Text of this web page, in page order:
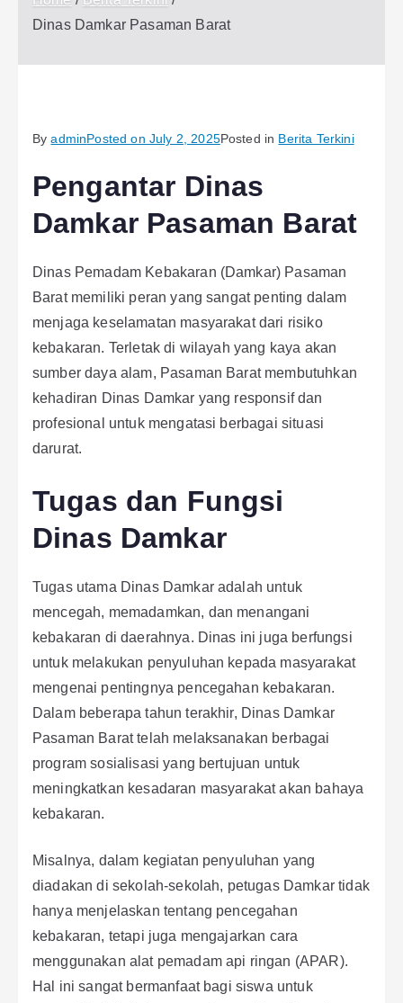
Dinas Damkar Pasaman Barat
ByadminPosted on July 2, 2025Posted in Berita Terkini
Pengantar Dinas
Damkar Pasaman Barat
Dinas Pemadam Kebakaran (Damkar) Pasaman
Barat memiliki peran yang sangat penting dalam
menjaga keselamatan masyarakat dari risiko
kebakaran. Terletak di wilayah yang kaya akan
sumber daya alam, Pasaman Barat membutuhkan
kehadiran Dinas Damkar yang responsif dan
profesional untuk mengatasi berbagai situasi
darurat.
Tugas dan Fungsi
Dinas Damkar
Tugas utama Dinas Damkar adalah untuk
mencegah, memadamkan, dan menangani
kebakaran di daerahnya. Dinas ini juga berfungsi
untuk melakukan penyuluhan kepada masyarakat
mengenai pentingnya pencegahan kebakaran.
Dalam beberapa tahun terakhir, Dinas Damkar
Pasaman Barat telah melaksanakan berbagai
program sosialisasi yang bertujuan untuk
meningkatkan kesadaran masyarakat akan bahaya
kebakaran.
Misalnya, dalam kegiatan penyuluhan yang
diadakan di sekolah-sekolah, petugas Damkar tidak
hanya menjelaskan tentang pencegahan
kebakaran, tetapi juga mengajarkan cara
menggunakan alat pemadam api ringan (APAR).
Hal ini sangat bermanfaat bagi siswa untuk